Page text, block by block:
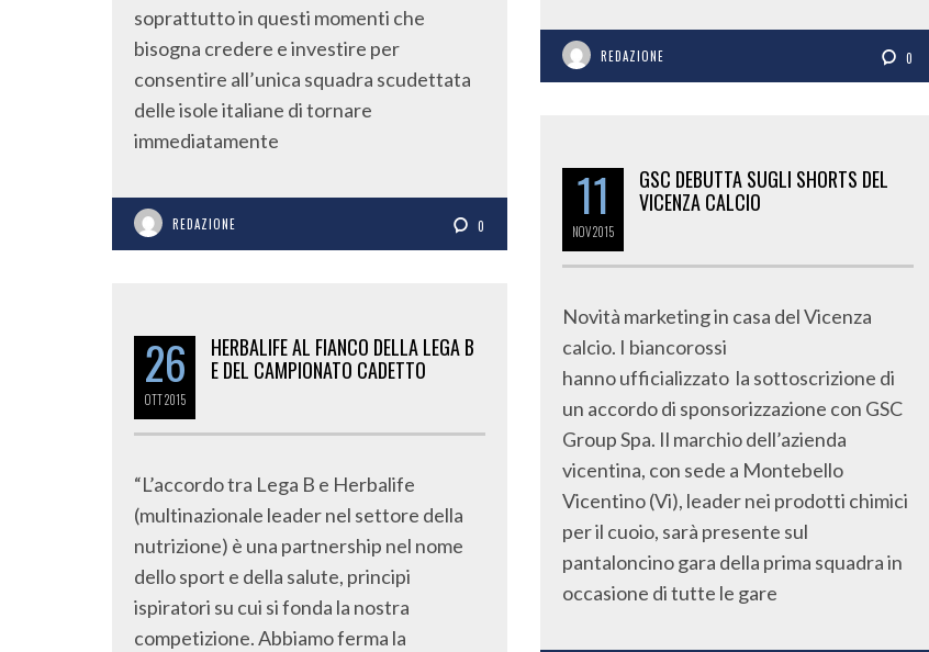
REDAZIONE 0
soprattutto in questi momenti che
bisogna credere e investire per
consentire all’unica squadra scudettata
delle isole italiane di tornare
immediatamente
REDAZIONE 0 11
NOV2015
GSC DEBUTTA SUGLI SHORTS DEL
VICENZA CALCIO
Novità marketing in casa del Vicenza
calcio. I biancorossi
hanno ufficializzato la sottoscrizione di
un accordo di sponsorizzazione con GSC
Group Spa. Il marchio dell’azienda
vicentina, con sede a Montebello
Vicentino (Vi), leader nei prodotti chimici
per il cuoio, sarà presente sul
pantaloncino gara della prima squadra in
occasione di tutte le gare
26
OTT2015
HERBALIFE AL FIANCO DELLA LEGA B
E DEL CAMPIONATO CADETTO
“L’accordo tra Lega B e Herbalife
(multinazionale leader nel settore della
nutrizione) è una partnership nel nome
dello sport e della salute, principi
ispiratori su cui si fonda la nostra
competizione. Abbiamo ferma la